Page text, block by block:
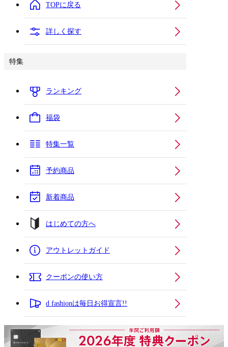
TOPに戻る
詳しく探す
特集
ランキング
福袋
特集一覧
予約商品
新着商品
はじめての方へ
アウトレットガイド
クーポンの使い方
d fashionは毎日お得宣言!!